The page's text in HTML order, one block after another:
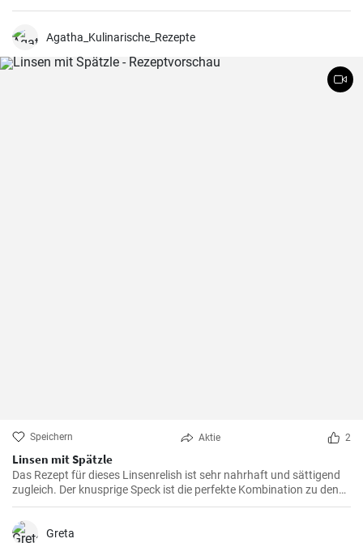
aus Schafsmilch und schmeckt pikant aber nicht zu salzig .
aus.
Agatha_Kulinarische_Rezepte
Speichern Aktie 2
Linsen mit Spätzle
Das Rezept für dieses Linsenrelish ist sehr nahrhaft und sättigend
zugleich. Der knusprige Speck ist die perfekte Kombination zu den
Linsen, dem Gemüse und den Spätzle.
Greta